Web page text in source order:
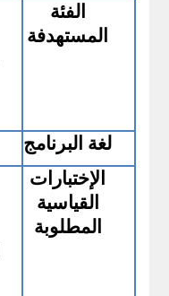
الفئة
المستهدفة
لغة البرنامج
الإختبارات
القياسية
المطلوبة